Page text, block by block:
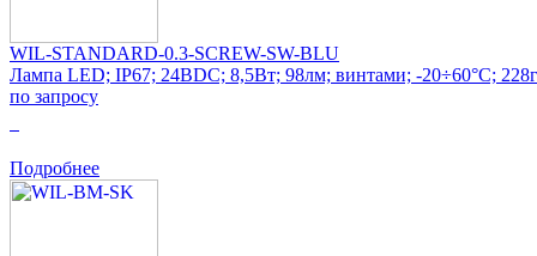
WIL-STANDARD-0.3-SCREW-SW-BLU
Лампа LED; IP67; 24ВDC; 8,5Вт; 98лм; винтами; -20÷60°C; 228г
по запросу
Подробнее